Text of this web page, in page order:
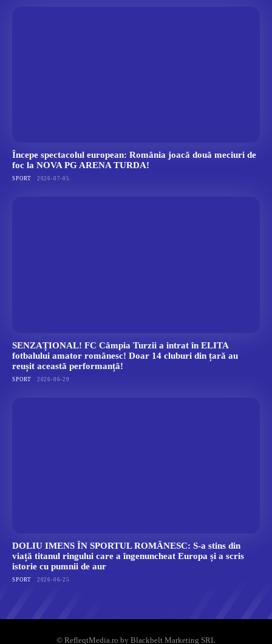
Începe spectacolul european: România joacă două meciuri de
foc la NOVA PG ARENA TURDA!
SPORT 2026-07-05
SENZAȚIONAL! FC Câmpia Turzii a intrat în ELITA
fotbalului amator românesc! Doar 14 cluburi din țară au
reușit această performanță!
SPORT 2026-06-29
DOLIU IMENS ÎN SPORTUL ROMÂNESC: S-a stins din
viață titanul ringului care a îngenuncheat Europa și a scris
istorie cu pumnii de aur
SPORT 2026-06-25
© RefleqtMedia.ro by Blackbelt Marketing SRL